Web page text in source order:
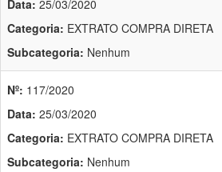
Data: 25/03/2020
Categoria: EXTRATO COMPRA DIRETA
Subcategoria: Nenhum
Nº: 117/2020
Data: 25/03/2020
Categoria: EXTRATO COMPRA DIRETA
Subcategoria: Nenhum